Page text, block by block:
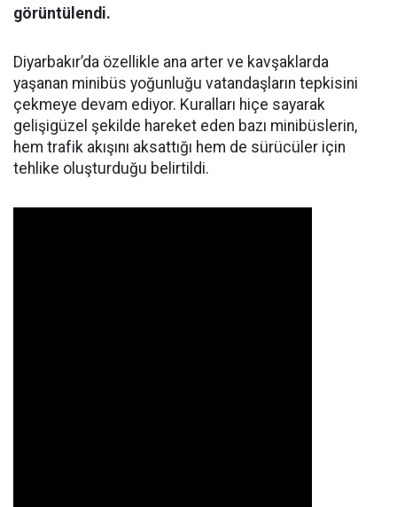
görüntülendi.
Diyarbakır’da özellikle ana arter ve kavşaklarda
yaşanan minibüs yoğunluğu vatandaşların tepkisini
çekmeye devam ediyor. Kuralları hiçe sayarak
gelişigüzel şekilde hareket eden bazı minibüslerin,
hem trafik akışını aksattığı hem de sürücüler için
tehlike oluşturduğu belirtildi.